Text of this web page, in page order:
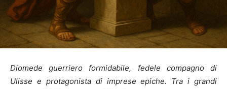
Diomede guerriero formidabile, fedele compagno di
Ulisse e protagonista di imprese epiche. Tra i grandi